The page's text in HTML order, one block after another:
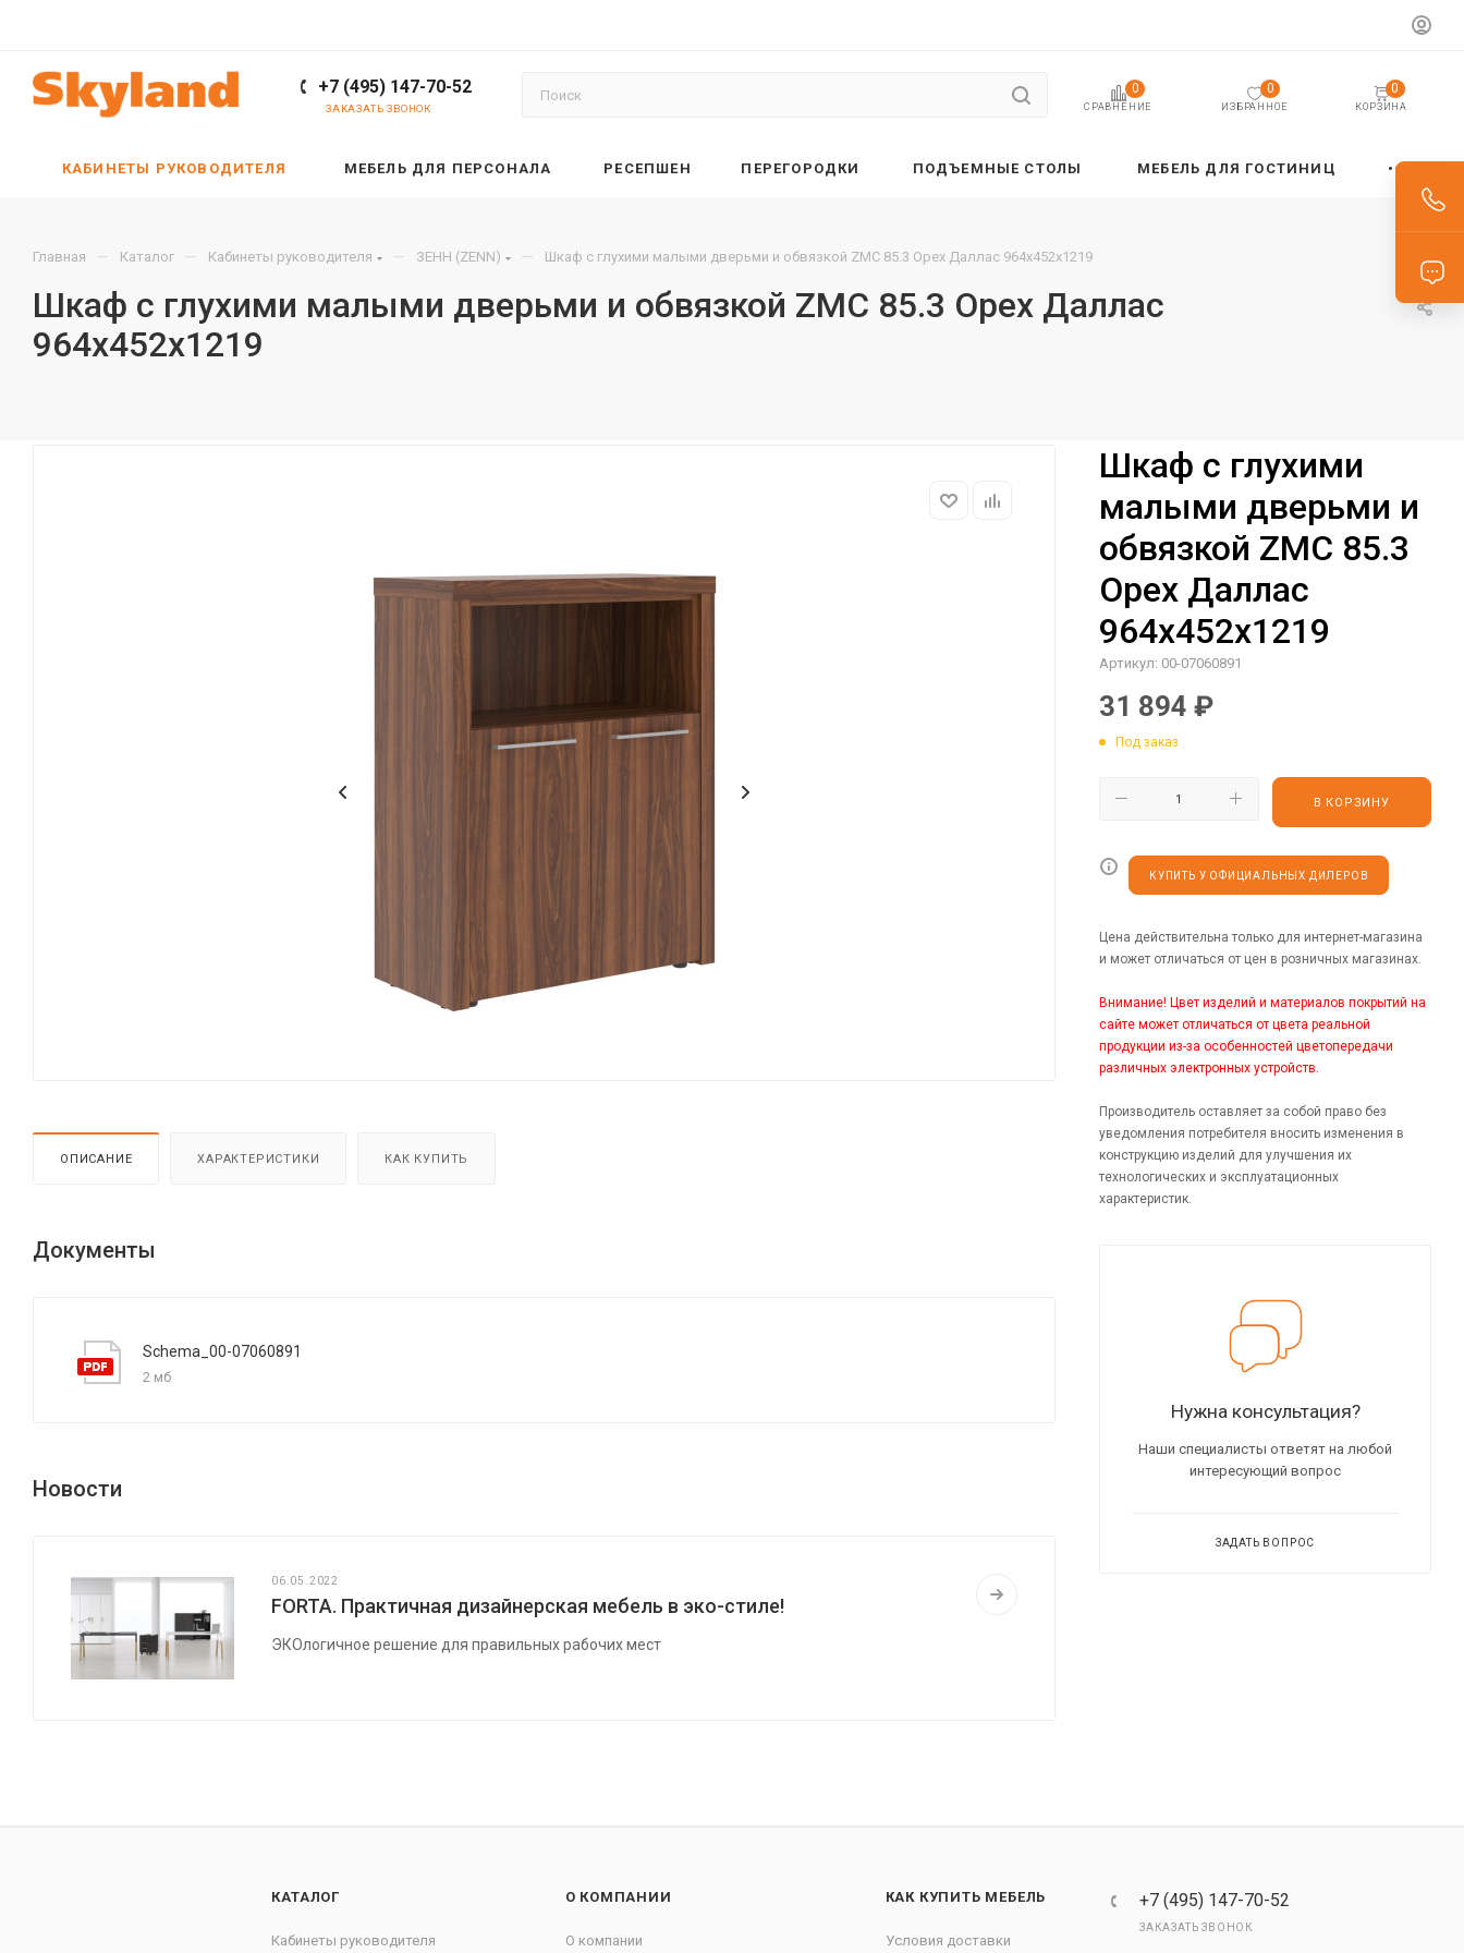
+7 (495) 147-70-52
ЗАКАЗАТЬ ЗВОНОК СРАВНЕНИЕ
0
ИЗБРАННОЕ
0
КОРЗИНА
0
КАБИНЕТЫ РУКОВОДИТЕЛЯ МЕБЕЛЬ ДЛЯ ПЕРСОНАЛА РЕСЕПШЕН ПЕРЕГОРОДКИ ПОДЪЕМНЫЕ СТОЛЫ МЕБЕЛЬ ДЛЯ ГОСТИНИЦ
Главная — Каталог — Кабинеты руководителя — ЗЕНН (ZENN) — Шкаф с глухими малыми дверьми и обвязкой ZMC 85.3 Орех Даллас 964х452х1219
Шкаф с глухими малыми дверьми и обвязкой ZMC 85.3 Орех Даллас
964х452х1219
ОПИСАНИЕ ХАРАКТЕРИСТИКИ КАК КУПИТЬ
Документы
Schema_00-07060891
2 мб
Новости
06.05.2022
FORTA. Практичная дизайнерская мебель в эко-стиле!
ЭКОлогичное решение для правильных рабочих мест
Шкаф с глухими
малыми дверьми и
обвязкой ZMC 85.3
Орех Даллас
964х452х1219
Артикул: 00-07060891
31 894 ₽
Под заказ
В КОРЗИНУ
КУПИТЬ У ОФИЦИАЛЬНЫХ ДИЛЕРОВ
Цена действительна только для интернет-магазина
и может отличаться от цен в розничных магазинах.
Внимание! Цвет изделий и материалов покрытий на
сайте может отличаться от цвета реальной
продукции из-за особенностей цветопередачи
различных электронных устройств.
Производитель оставляет за собой право без
уведомления потребителя вносить изменения в
конструкцию изделий для улучшения их
технологических и эксплуатационных
характеристик.
Нужна консультация?
Наши специалисты ответят на любой
интересующий вопрос
ЗАДАТЬ ВОПРОС
КАТАЛОГ
Кабинеты руководителя
О КОМПАНИИ
О компании
КАК КУПИТЬ МЕБЕЛЬ
Условия доставки
+7 (495) 147-70-52
ЗАКАЗАТЬ ЗВОНОК